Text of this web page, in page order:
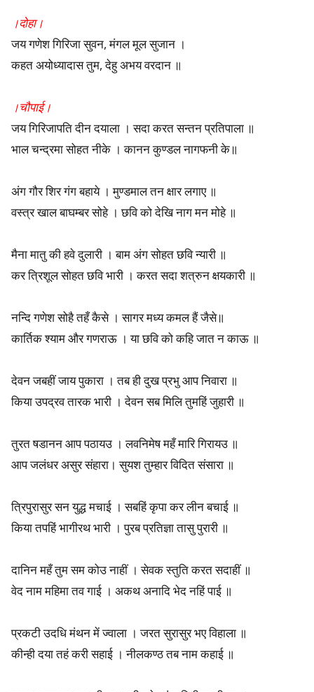
-
W
h
a
t
a
r
e
P
a
n
h
K
o
s
h
a
s
r
।दोहा।
जय गणेश गिरिजा सुवन, मंगल मूल सुजान ।
कहत अयोध्यादास तुम, देहु अभय वरदान ॥
।चौपाई।
जय गिरिजापति दीन दयाला । सदा करत सन्तन प्रतिपाला ॥
भाल चन्द्रमा सोहत नीके । कानन कुण्डल नागफनी के॥
अंग गौर शिर गंग बहाये । मुण्डमाल तन क्षार लगाए ॥
वस्त्र खाल बाघम्बर सोहे । छवि को देखि नाग मन मोहे ॥
मैना मातु की हवे दुलारी । बाम अंग सोहत छवि न्यारी ॥
कर त्रिशूल सोहत छवि भारी । करत सदा शत्रुन क्षयकारी ॥
नन्दि गणेश सोहै तहँ कैसे । सागर मध्य कमल हैं जैसे॥
कार्तिक श्याम और गणराऊ । या छवि को कहि जात न काऊ ॥
देवन जबहीं जाय पुकारा । तब ही दुख प्रभु आप निवारा ॥
किया उपद्रव तारक भारी । देवन सब मिलि तुमहिं जुहारी ॥
तुरत षडानन आप पठायउ । लवनिमेष महँ मारि गिरायउ ॥
आप जलंधर असुर संहारा। सुयश तुम्हार विदित संसारा ॥
त्रिपुरासुर सन युद्ध मचाई । सबहिं कृपा कर लीन बचाई ॥
किया तपहिं भागीरथ भारी । पुरब प्रतिज्ञा तासु पुरारी ॥
दानिन महँ तुम सम कोउ नाहीं । सेवक स्तुति करत सदाहीं ॥
वेद नाम महिमा तव गाई । अकथ अनादि भेद नहिं पाई ॥
प्रकटी उदधि मंथन में ज्वाला । जरत सुरासुर भए विहाला ॥
कीन्ही दया तहं करी सहाई । नीलकण्ठ तब नाम कहाई ॥